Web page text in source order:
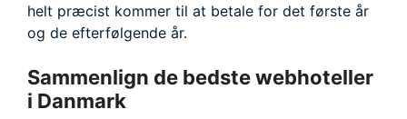
helt præcist kommer til at betale for det første år
og de efterfølgende år.
Sammenlign de bedste webhoteller
i Danmark